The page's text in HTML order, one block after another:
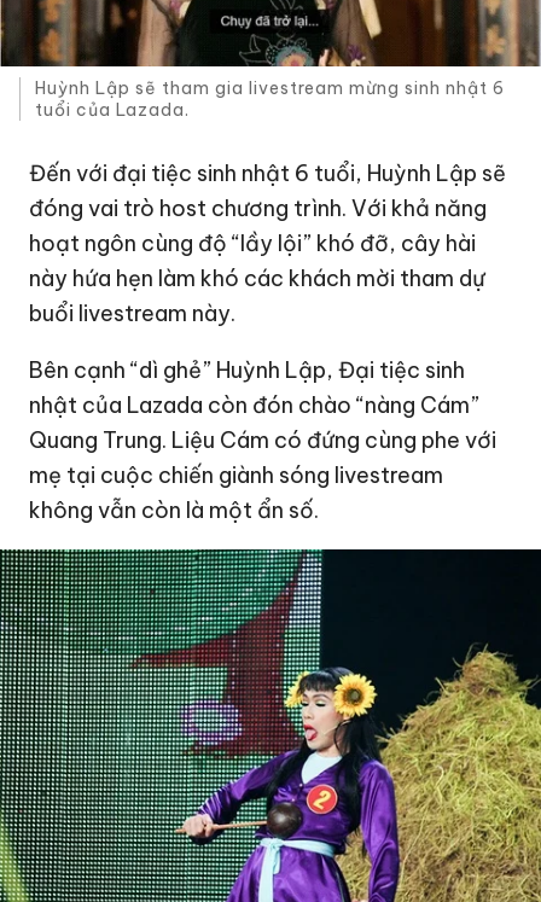
Huỳnh Lập sẽ tham gia livestream mừng sinh nhật 6
tuổi của Lazada.
Đến với đại tiệc sinh nhật 6 tuổi, Huỳnh Lập sẽ
đóng vai trò host chương trình. Với khả năng
hoạt ngôn cùng độ “lầy lội” khó đỡ, cây hài
này hứa hẹn làm khó các khách mời tham dự
buổi livestream này.
Bên cạnh “dì ghẻ” Huỳnh Lập, Đại tiệc sinh
nhật của Lazada còn đón chào “nàng Cám”
Quang Trung. Liệu Cám có đứng cùng phe với
mẹ tại cuộc chiến giành sóng livestream
không vẫn còn là một ẩn số.